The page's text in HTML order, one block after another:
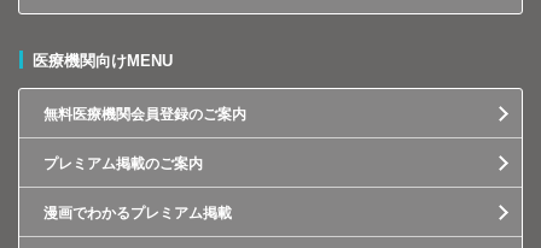
医療機関向けMENU
無料医療機関会員登録のご案内
プレミアム掲載のご案内
漫画でわかるプレミアム掲載